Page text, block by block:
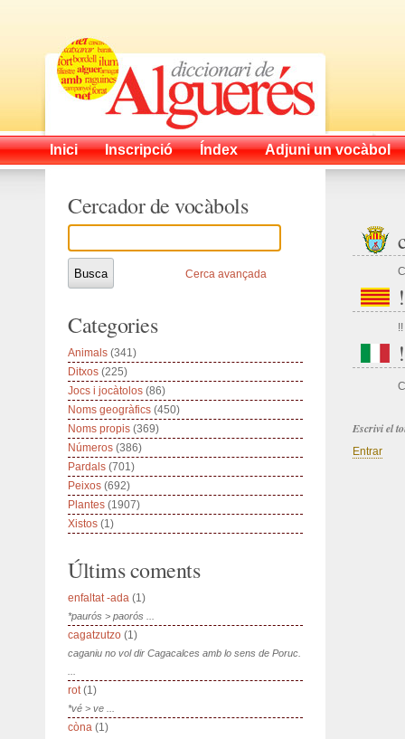
Inici Inscripció Índex Adjuni un vocàbol
!
!!
!
Escrivi el
Entrar
Cercador de vocàbols
Cerca avançada
Categories
Animals (341)
Ditxos (225)
Jocs i jocàtolos (86)
Noms geogràfics (450)
Noms propis (369)
Números (386)
Pardals (701)
Peixos (692)
Plantes (1907)
Xistos (1)
Últims coments
enfaltat -ada (1)
*paurós > paorós ...
cagatzutzo (1)
caganiu no vol dir Cagacalces amb lo sens de Poruc.
rot(1)
*vé > ve ...
còna (1)